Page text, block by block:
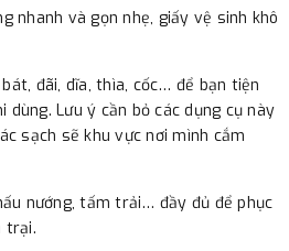
nhanh và gọn nhẹ, giấy vệ sinh khô
đãi, dĩa, thìa, cốc… để bạn tiện
dùng. Lưu ý cần bỏ các dụng cụ này
sạch sẽ khu vực nơi mình cắm
nướng, tấm trải… đầy đủ để phục
trại.